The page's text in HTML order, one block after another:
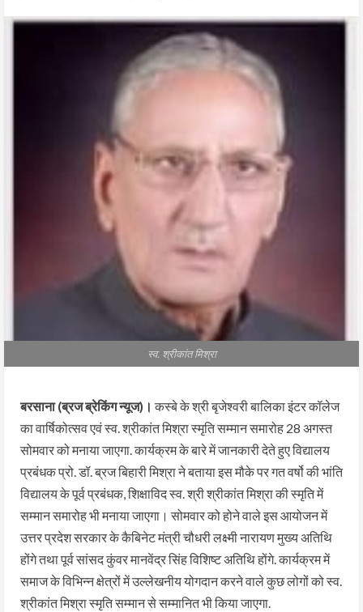
स्व. श्रीकांत मिश्रा
बरसाना (ब्रज ब्रेकिंग न्यूज)। कस्बे के श्री बृजेश्वरी बालिका इंटर कॉलेज
का वार्षिकोत्सव एवं स्व. श्रीकांत मिश्रा स्मृति सम्मान समारोह 28 अगस्त
सोमवार को मनाया जाएगा. कार्यक्रम के बारे में जानकारी देते हुए विद्यालय
प्रबंधक प्रो. डॉ. ब्रज बिहारी मिश्रा ने बताया इस मौके पर गत वर्षो की भांति
विद्यालय के पूर्व प्रबंधक, शिक्षाविद स्व. श्री श्रीकांत मिश्रा की स्मृति में
सम्मान समारोह भी मनाया जाएगा। सोमवार को होने वाले इस आयोजन में
उत्तर प्रदेश सरकार के कैबिनेट मंत्री चौधरी लक्ष्मी नारायण मुख्य अतिथि
होंगे तथा पूर्व सांसद कुंवर मानवेंद्र सिंह विशिष्ट अतिथि होंगे. कार्यक्रम में
समाज के विभिन्न क्षेत्रों में उल्लेखनीय योगदान करने वाले कुछ लोगों को स्व.
श्रीकांत मिश्रा स्मृति सम्मान से सम्मानित भी किया जाएगा.